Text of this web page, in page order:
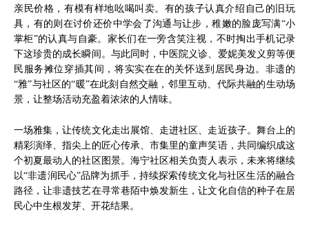
亲民价格，有模有样地吆喝叫卖。有的孩子认真介绍自己的旧玩
具，有的则在讨价还价中学会了沟通与让步，稚嫩的脸庞写满“小
掌柜”的认真与自豪。家长们在一旁含笑注视，不时掏出手机记录
下这珍贵的成长瞬间。与此同时，中医院义诊、爱妮美发义剪等便
民服务摊位穿插其间，将实实在在的关怀送到居民身边。非遗的
“雅”与社区的“暖”在此刻自然交融，邻里互动、代际共融的生动场
景，让整场活动充盈着浓浓的人情味。
一场雅集，让传统文化走出展馆、走进社区、走近孩子。舞台上的
精彩演绎、指尖上的匠心传承、市集里的童声笑语，共同编织成这
个初夏最动人的社区图景。海宁社区相关负责人表示，未来将继续
以“非遗润民心”品牌为抓手，持续探索传统文化与社区生活的融合
路径，让非遗技艺在寻常巷陌中焕发新生，让文化自信的种子在居
民心中生根发芽、开花结果。